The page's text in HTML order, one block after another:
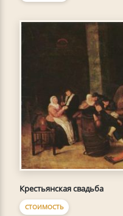
Крестьянская свадьба
СТОИМОСТЬ